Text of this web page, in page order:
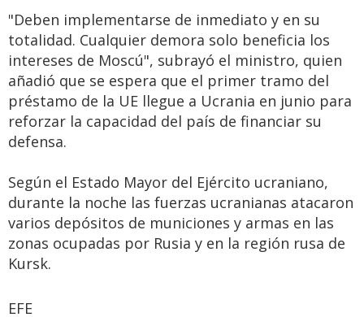
"Deben implementarse de inmediato y en su
totalidad. Cualquier demora solo beneficia los
intereses de Moscú", subrayó el ministro, quien
añadió que se espera que el primer tramo del
préstamo de la UE llegue a Ucrania en junio para
reforzar la capacidad del país de financiar su
defensa.
Según el Estado Mayor del Ejército ucraniano,
durante la noche las fuerzas ucranianas atacaron
varios depósitos de municiones y armas en las
zonas ocupadas por Rusia y en la región rusa de
Kursk.
EFE